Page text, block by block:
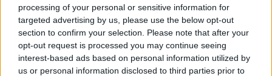
processing of your personal or sensitive information for
targeted advertising by us, please use the below opt-out
section to confirm your selection. Please note that after your
opt-out request is processed you may continue seeing
interest-based ads based on personal information utilized by
us or personal information disclosed to third parties prior to
Πώς μια απλή ιδέα εξελίχθηκε σε κορυφαίο θεσμό
ρομποτικής στην Ελλάδα
04.08.2026, 11:20